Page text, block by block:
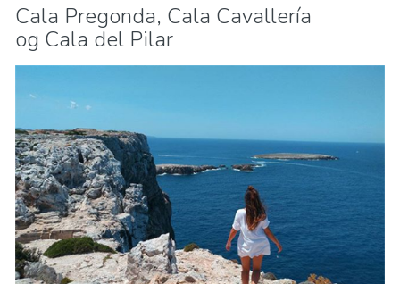
Cala Pregonda, Cala Cavallería
og Cala del Pilar